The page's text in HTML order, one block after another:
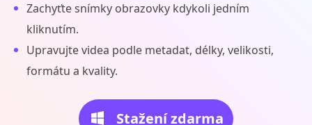
Zachyťte snímky obrazovky kdykoli jedním
kliknutím.
Upravujte videa podle metadat, délky, velikosti,
formátu a kvality.
Stažení zdarma